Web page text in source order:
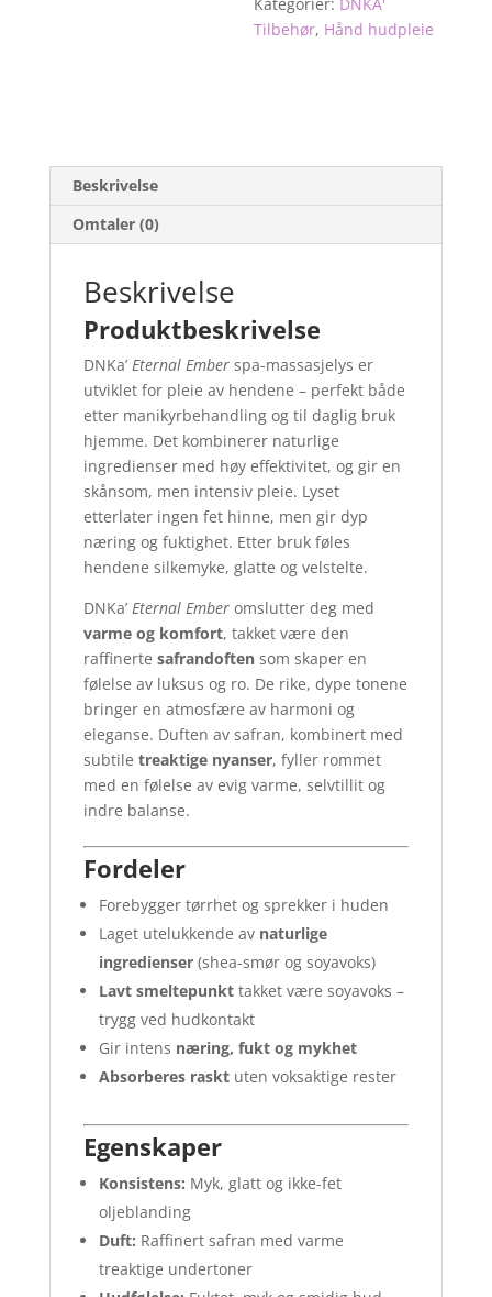
Kategorier: DNKA'
Tilbehør, Hånd hudpleie
Beskrivelse
Omtaler (0)
Beskrivelse
Produktbeskrivelse
DNKa’ Eternal Emberspa-massasjelys er
utviklet for pleie av hendene – perfekt både
etter manikyrbehandling og til daglig bruk
hjemme. Det kombinerer naturlige
ingredienser med høy effektivitet, og gir en
skånsom, men intensiv pleie. Lyset
etterlater ingen fet hinne, men gir dyp
næring og fuktighet. Etter bruk føles
hendene silkemyke, glatte og velstelte.
DNKa’ Eternal Emberomslutter deg med
varme og komfort, takket være den
raffinerte safrandoftensom skaper en
følelse av luksus og ro. De rike, dype tonene
bringer en atmosfære av harmoni og
eleganse. Duften av safran, kombinert med
subtile treaktige nyanser, fyller rommet
med en følelse av evig varme, selvtillit og
indre balanse.
Fordeler
Forebygger tørrhet og sprekker i huden
Laget utelukkende av naturlige
ingredienser(shea-smør og soyavoks)
Lavt smeltepunkttakket være soyavoks –
trygg ved hudkontakt
Gir intens næring, fukt og mykhet
Absorberes rasktuten voksaktige rester
Egenskaper
Konsistens: Myk, glatt og ikke-fet
oljeblanding
Duft: Raffinert safran med varme
treaktige undertoner